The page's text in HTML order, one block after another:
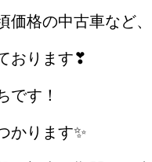
格の中古車など、
おります❣
です！
かります✨